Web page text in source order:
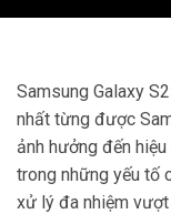
Samsung Galaxy
nhất từng được
ảnh hưởng đến
trong những yếu tố
xử lý đa nhiệm